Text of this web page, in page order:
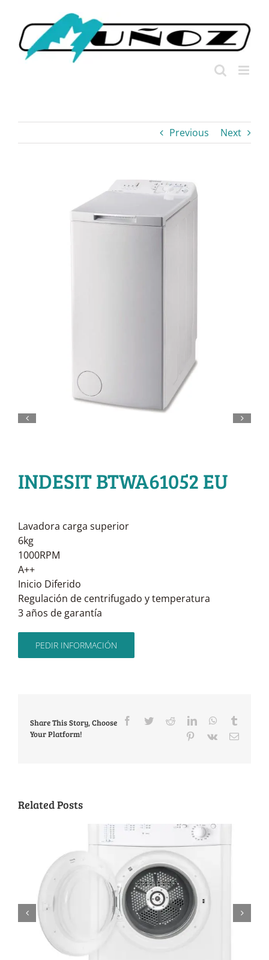
content
Previous Next
INDESIT BTWA61052 EU
Lavadora carga superior
6kg
1000RPM
A++
Inicio Diferido
Regulación de centrifugado y temperatura
3 años de garantía
PEDIR INFORMACIÓN
Share This Story, Choose
Your Platform!
Facebook
TwitterRedditLinkedInWhatsApp
Pinterest
Vk Email
Related Posts